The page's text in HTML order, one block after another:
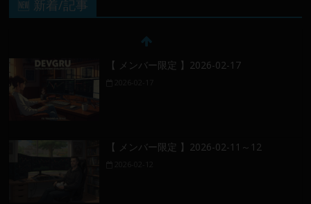
🆕 新着/記事
【 メンバー限定 】2026-02-17
【 メンバー限定 】2026-02-11～12